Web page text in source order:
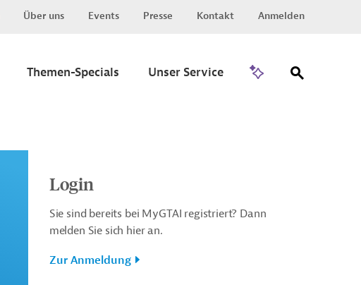
Über uns Events Presse Kontakt Anmelden
Themen-Specials Unser Service
Login
Sie sind bereits bei MyGTAI registriert? Dann
melden Sie sich hier an.
Zur Anmeldung